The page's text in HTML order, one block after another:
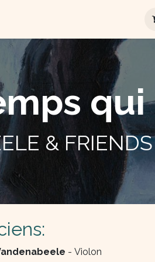
& FRIENDS
- Violon